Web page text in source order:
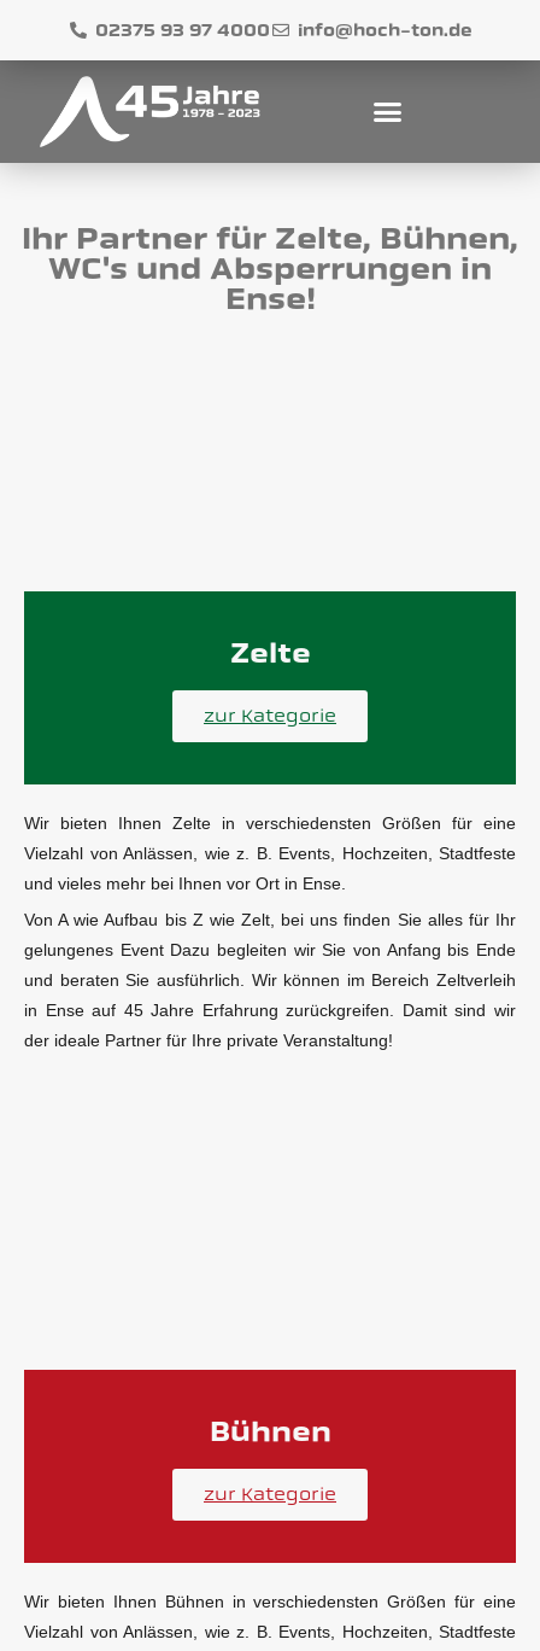
02375 93 97 4000 info@hoch-ton.de
Ihr Partner für Zelte, Bühnen,
WC's und Absperrungen in
Ense!
Zelte
zur Kategorie
Wir bieten Ihnen Zelte in verschiedensten Größen für eine
Vielzahl von Anlässen, wie z. B. Events, Hochzeiten, Stadtfeste
und vieles mehr bei Ihnen vor Ort in Ense.
Von A wie Aufbau bis Z wie Zelt, bei uns finden Sie alles für Ihr
gelungenes Event Dazu begleiten wir Sie von Anfang bis Ende
und beraten Sie ausführlich. Wir können im Bereich Zeltverleih
in Ense auf 45 Jahre Erfahrung zurückgreifen. Damit sind wir
der ideale Partner für Ihre private Veranstaltung!
Bühnen
zur Kategorie
Wir bieten Ihnen Bühnen in verschiedensten Größen für eine
Vielzahl von Anlässen, wie z. B. Events, Hochzeiten, Stadtfeste